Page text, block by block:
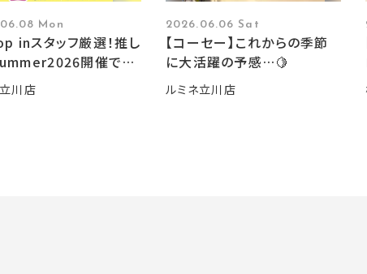
Mon
inスタッフ厳選！推し
開催です
川店
2026.06.06 Sat
【コーセー】これからの季節
に大活躍の予感…🍋
ルミネ立川店